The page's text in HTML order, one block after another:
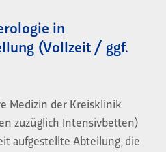
in
(Vollzeit / ggf.
Medizin der Kreisklinik
zuzüglich Intensivbetten)
aufgestellte Abteilung, die